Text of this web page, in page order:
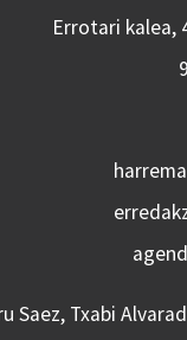
Errotari kalea,
Saez, Txabi